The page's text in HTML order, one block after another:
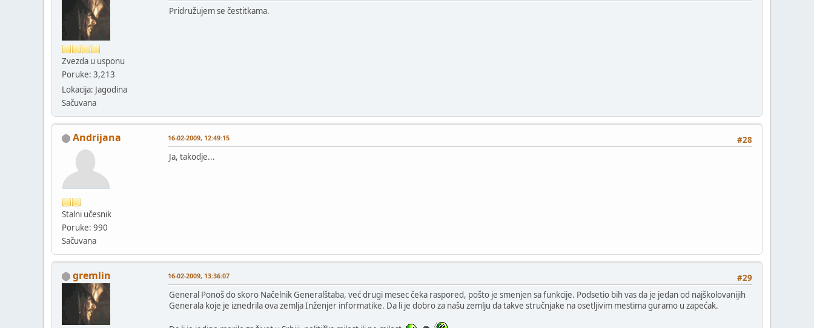
Zvezda u usponu
Poruke: 3,213
Lokacija: Jagodina
Sačuvana
Pridružujem se čestitkama.
Andrijana
Stalni učesnik
Poruke: 990
Sačuvana
#28
16-02-2009, 12:49:15
Ja, takodje...
gremlin #29
16-02-2009, 13:36:07
General Ponoš do skoro Načelnik Generalštaba, već drugi mesec čeka raspored, pošto je smenjen sa funkcije. Podsetio bih vas da je jedan od najškolovanijih
Generala koje je iznedrila ova zemlja Inženjer informatike. Da li je dobro za našu zemlju da takve stručnjake na osetljivim mestima guramo u zapećak.